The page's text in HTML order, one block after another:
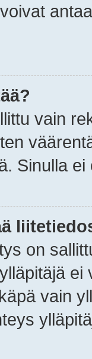
vain
Sinulla
on
vain